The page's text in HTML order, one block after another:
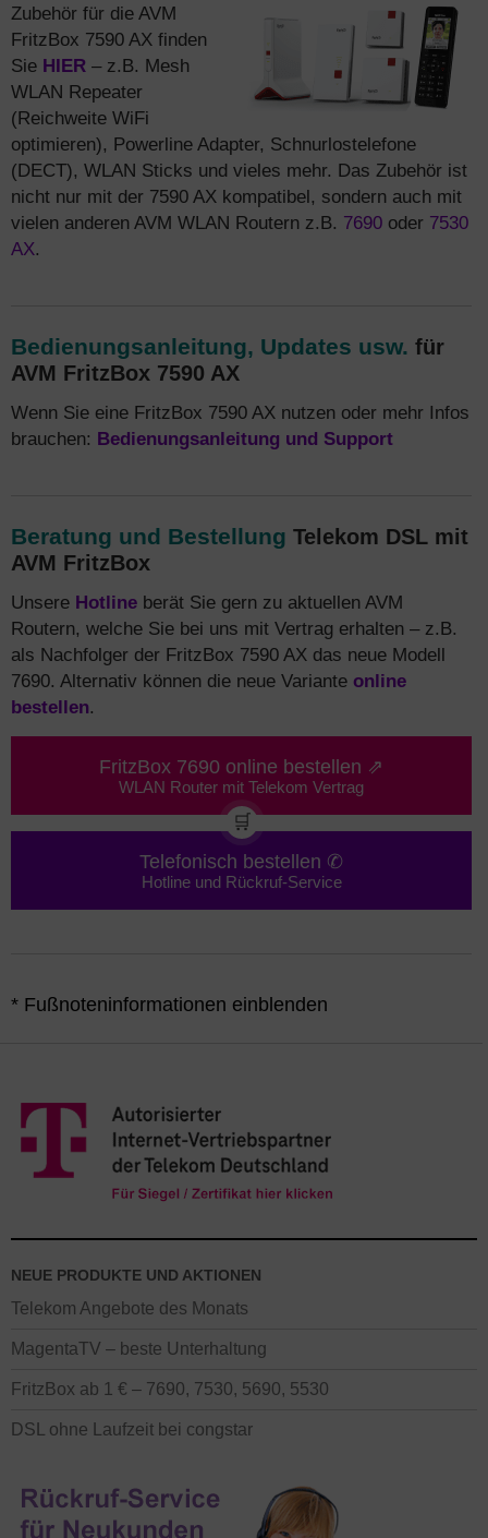
Zubehör für die AVM
FritzBox 7590 AX finden
Sie HIER – z.B. Mesh
WLAN Repeater
(Reichweite WiFi
optimieren), Powerline Adapter, Schnurlostelefone
(DECT), WLAN Sticks und vieles mehr. Das Zubehör ist
nicht nur mit der 7590 AX kompatibel, sondern auch mit
vielen anderen AVM WLAN Routern z.B. 7690 oder 7530
AX.
Bedienungsanleitung, Updates usw. für
AVM FritzBox 7590 AX
Wenn Sie eine FritzBox 7590 AX nutzen oder mehr Infos
brauchen: Bedienungsanleitung und Support
Beratung und Bestellung Telekom DSL mit
AVM FritzBox
Unsere Hotline berät Sie gern zu aktuellen AVM
Routern, welche Sie bei uns mit Vertrag erhalten – z.B.
als Nachfolger der FritzBox 7590 AX das neue Modell
7690. Alternativ können die neue Variante online
bestellen.
FritzBox 7690 online bestellen ⇗
WLAN Router mit Telekom Vertrag
🛒
Telefonisch bestellen ✆
Hotline und Rückruf-Service
*Das Vorteilsangebot Telekom DSL Vertrag mit AVM
anderen Internetanbieter), die einen MagentaZuhause Tarif
bestellen und nur für Tarife mit 24 Monaten
Mindestvertragslaufzeit und nicht für die MagentaZuhause
XS oder Start. Das Angebot ist nicht direkt von der
Deutschen Telekom, sondern von uns als autorisiertem
Infos an unsererHotline.
* Fußnoteninformationen einblenden
NEUE PRODUKTE UND AKTIONEN
Telekom Angebote des Monats
MagentaTV – beste Unterhaltung
FritzBox ab 1 € – 7690, 7530, 5690, 5530
DSL ohne Laufzeit bei congstar